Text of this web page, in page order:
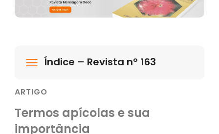
Índice – Revista nº 163
ARTIGO
Termos apícolas e sua
importância